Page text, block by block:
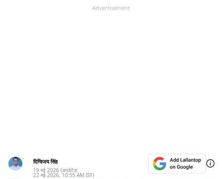
Advertisement
दिग्विजय सिंह
19 मई 2026 (अपडेटेड:
22 मई 2026, 10:55 AM IST)